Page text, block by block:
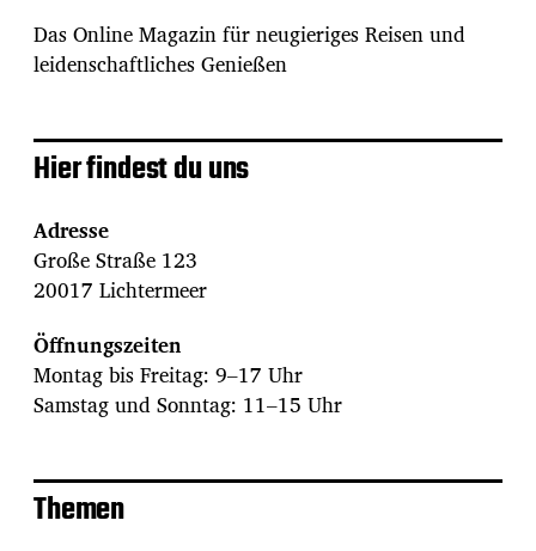
Das Online Magazin für neugieriges Reisen und
leidenschaftliches Genießen
Hier findest du uns
Adresse
Große Straße 123
20017 Lichtermeer
Öffnungszeiten
Montag bis Freitag: 9–17 Uhr
Samstag und Sonntag: 11–15 Uhr
Themen